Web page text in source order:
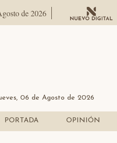
de 2026
06 de Agosto de 2026
PORTADA OPINIÓN